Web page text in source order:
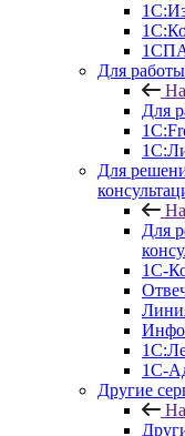
Для
Для
Для
Для
1С-
1С-
Другие